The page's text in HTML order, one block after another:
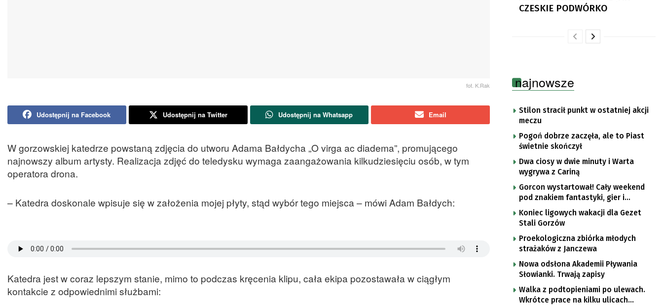
fot. K.Rak
Udostępnij na Facebook Udostępnij na Twitter Udostępnij na Whatsapp Email
W gorzowskiej katedrze powstaną zdjęcia do utworu Adama Bałdycha „O virga ac diadema”, promującego
najnowszy album artysty. Realizacja zdjęć do teledysku wymaga zaangażowania kilkudziesięciu osób, w tym
operatora drona.
– Katedra doskonale wpisuje się w założenia mojej płyty, stąd wybór tego miejsca – mówi Adam Bałdych:
Katedra jest w coraz lepszym stanie, mimo to podczas kręcenia klipu, cała ekipa pozostawała w ciągłym
kontakcie z odpowiednimi służbami:
CZESKIE PODWÓRKO
najnowsze
Stilon stracił punkt w ostatniej akcji
meczu
Pogoń dobrze zaczęła, ale to Piast
świetnie skończył
Dwa ciosy w dwie minuty i Warta
wygrywa z Cariną
Gorcon wystartował! Cały weekend
pod znakiem fantastyki, gier i
popkultury
Koniec ligowych wakacji dla Gezet
Stali Gorzów
Proekologiczna zbiórka młodych
strażaków z Janczewa
Nowa odsłona Akademii Pływania
Słowianki. Trwają zapisy
Walka z podtopieniami po ulewach.
Wkrótce prace na kilku ulicach